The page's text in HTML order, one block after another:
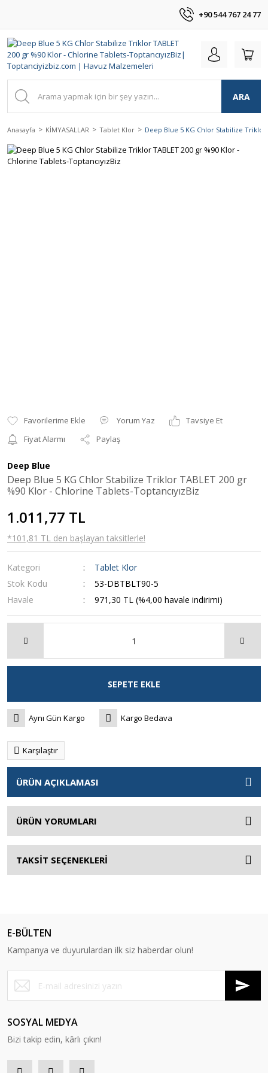
+90 544 767 24 77
ARA
Anasayfa KİMYASALLAR Tablet Klor Deep Blue 5 KG Chlor Stabilize Triklor
Yorum Yaz
Tavsiye Et
Fiyat Alarmı
Paylaş
Deep Blue
Deep Blue 5 KG Chlor Stabilize Triklor TABLET 200 gr
%90 Klor - Chlorine Tablets-ToptancıyızBiz
1.011,77 TL
*101,81 TL den başlayan taksitlerle!
Kategori
Tablet Klor
Stok Kodu
53-DBTBLT90-5
Havale
971,30 TL (%4,00 havale indirimi)
SEPETE EKLE
Aynı Gün Kargo Kargo Bedava
Karşılaştır
ÜRÜN AÇIKLAMASI
ÜRÜN YORUMLARI
TAKSİT SEÇENEKLERİ
E-BÜLTEN
Kampanya ve duyurulardan ilk siz haberdar olun!
SOSYAL MEDYA
Bizi takip edin, kârlı çıkın!